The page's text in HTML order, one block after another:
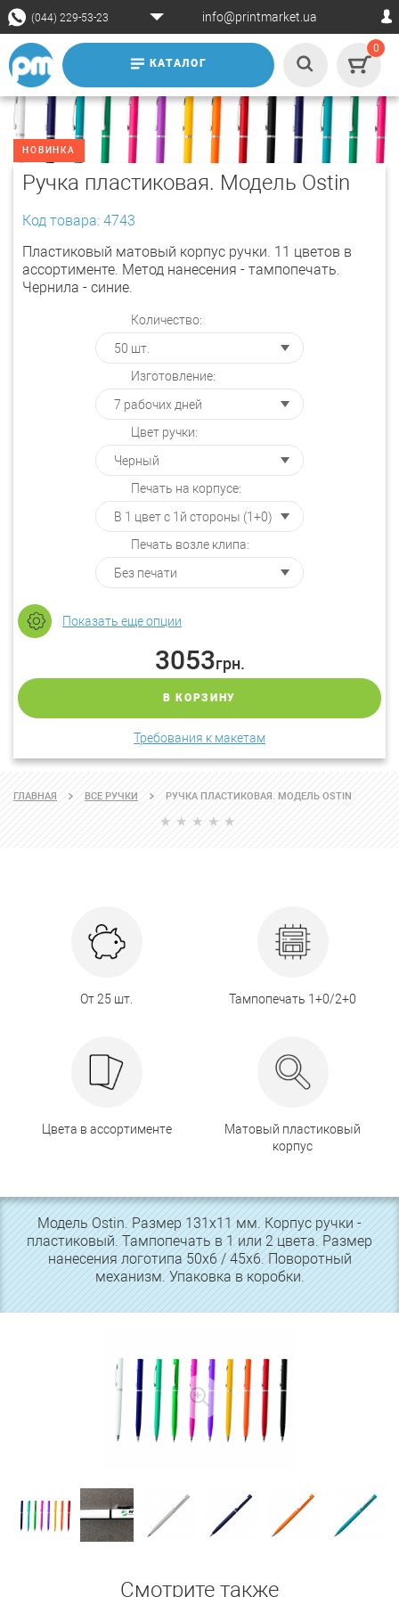
(044) 229-53-23 info@printmarket.ua
КАТАЛОГ
0
Ручка пластиковая. Модель Ostin
Код товара: 4743
Пластиковый матовый корпус ручки. 11 цветов в
ассортименте. Метод нанесения - тампопечать.
Чернила - синие.
Количество:
Изготовление:
Цвет ручки:
Печать на корпусе:
Печать возле клипа:
Показать еще опции
3053грн.
В КОРЗИНУ
Требования к макетам
НОВИНКА
ГЛАВНАЯ ВСЕ РУЧКИ РУЧКА ПЛАСТИКОВАЯ. МОДЕЛЬ OSTIN
От 25 шт. Тампопечать 1+0/2+0
Цвета в ассортименте
Матовый пластиковый
корпус
Модель Ostin. Размер 131х11 мм. Корпус ручки -
пластиковый. Тампопечать в 1 или 2 цвета. Размер
нанесения логотипа 50х6 / 45х6. Поворотный
механизм. Упаковка в коробки.
Смотрите также